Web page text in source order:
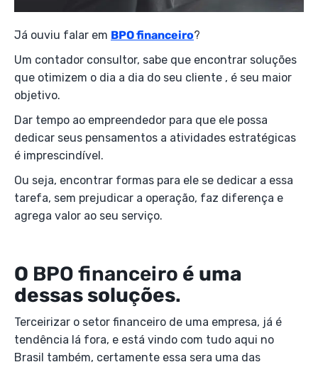
Já ouviu falar em BPO financeiro?
Um contador consultor, sabe que encontrar soluções
que otimizem o dia a dia do seu cliente , é seu maior
objetivo.
Dar tempo ao empreendedor para que ele possa
dedicar seus pensamentos a atividades estratégicas
é imprescindível.
Ou seja, encontrar formas para ele se dedicar a essa
tarefa, sem prejudicar a operação, faz diferença e
agrega valor ao seu serviço.
O BPO financeiro é uma
dessas soluções.
Terceirizar o setor financeiro de uma empresa, já é
tendência lá fora, e está vindo com tudo aqui no
Brasil também, certamente essa sera uma das